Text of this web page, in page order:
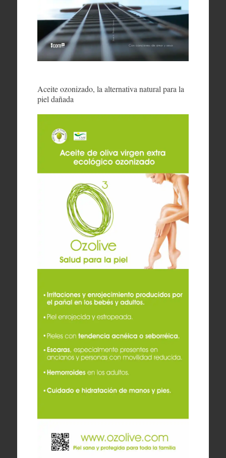
Aceite ozonizado, la alternativa natural para la
piel dañada